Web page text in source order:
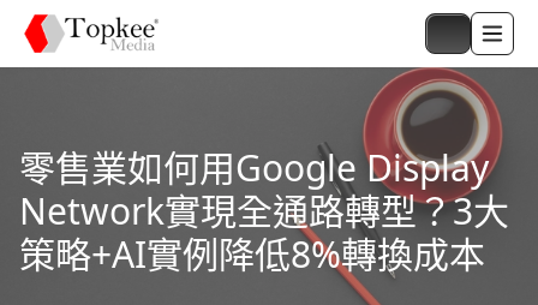
零售業如何用Google Display
Network實現全通路轉型？3大
策略+AI實例降低8%轉換成本